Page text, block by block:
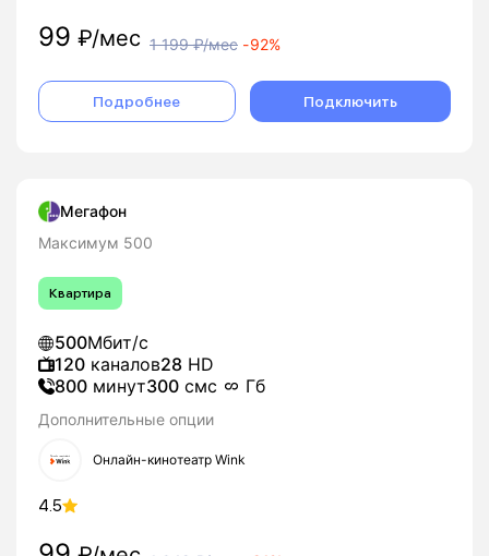
99 ₽/мес 1 199₽/мес -92%
Подробнее Подключить
Мегафон
Максимум 500
Квартира
500Мбит/с
120 каналов28 HD
800 минут300 смс Гб
Дополнительные опции
Онлайн-кинотеатр Wink
4.5